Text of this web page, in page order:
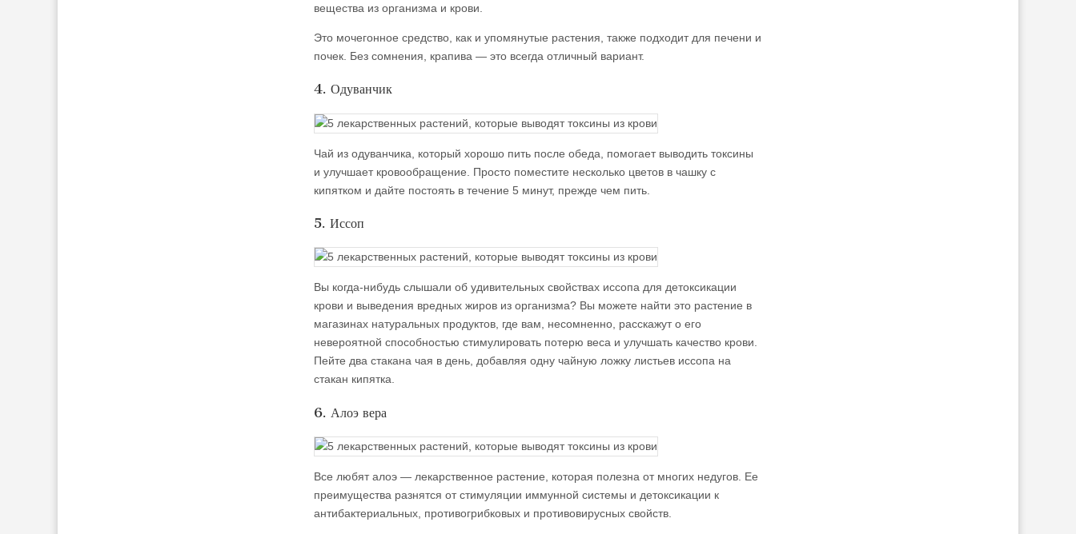
вещества из организма и крови.
Это мочегонное средство, как и упомянутые растения, также подходит для печени и
почек. Без сомнения, крапива — это всегда отличный вариант.
4. Одуванчик
Чай из одуванчика, который хорошо пить после обеда, помогает выводить токсины
и улучшает кровообращение. Просто поместите несколько цветов в чашку с
кипятком и дайте постоять в течение 5 минут, прежде чем пить.
5. Иссоп
Вы когда-нибудь слышали об удивительных свойствах иссопа для детоксикации
крови и выведения вредных жиров из организма? Вы можете найти это растение в
магазинах натуральных продуктов, где вам, несомненно, расскажут о его
невероятной способностью стимулировать потерю веса и улучшать качество крови.
Пейте два стакана чая в день, добавляя одну чайную ложку листьев иссопа на
стакан кипятка.
6. Алоэ вера
Все любят алоэ — лекарственное растение, которая полезна от многих недугов. Ее
преимущества разнятся от стимуляции иммунной системы и детоксикации к
антибактериальных, противогрибковых и противовирусных свойств.